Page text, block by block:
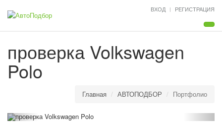
ВХОД РЕГИСТРАЦИЯ
проверка Volkswagen
Polo
Главная АВТОПОДБОР Портфолио